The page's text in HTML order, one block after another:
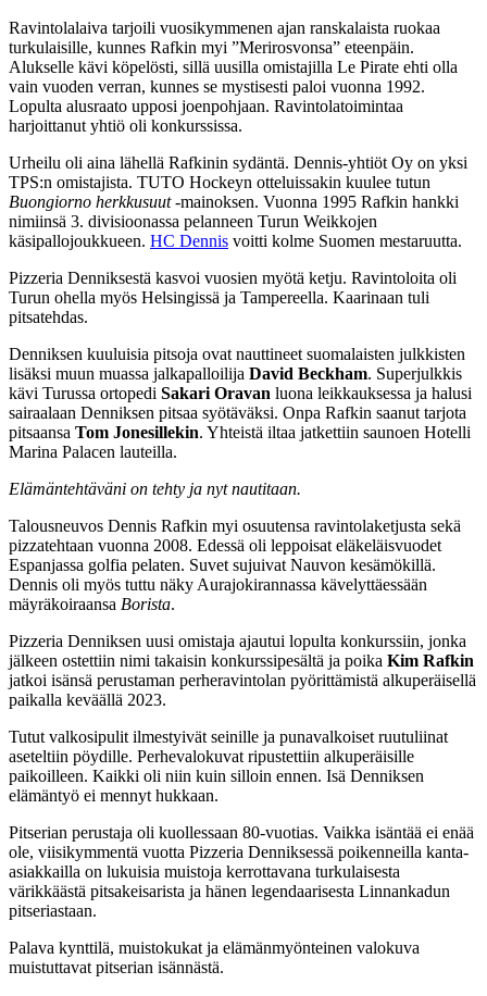
Ravintolalaiva tarjoili vuosikymmenen ajan ranskalaista ruokaa
turkulaisille, kunnes Rafkin myi ”Merirosvonsa” eteenpäin.
Alukselle kävi köpelösti, sillä uusilla omistajilla Le Pirate ehti olla
vain vuoden verran, kunnes se mystisesti paloi vuonna 1992.
Lopulta alusraato upposi joenpohjaan. Ravintolatoimintaa
harjoittanut yhtiö oli konkurssissa.
Urheilu oli aina lähellä Rafkinin sydäntä. Dennis-yhtiöt Oy on yksi
TPS:n omistajista. TUTO Hockeyn otteluissakin kuulee tutun
Buongiorno herkkusuut-mainoksen. Vuonna 1995 Rafkin hankki
nimiinsä 3. divisioonassa pelanneen Turun Weikkojen
käsipallojoukkueen. HC Dennis voitti kolme Suomen mestaruutta.
Pizzeria Denniksestä kasvoi vuosien myötä ketju. Ravintoloita oli
Turun ohella myös Helsingissä ja Tampereella. Kaarinaan tuli
pitsatehdas.
Denniksen kuuluisia pitsoja ovat nauttineet suomalaisten julkkisten
lisäksi muun muassa jalkapalloilija David Beckham. Superjulkkis
kävi Turussa ortopedi Sakari Oravan luona leikkauksessa ja halusi
sairaalaan Denniksen pitsaa syötäväksi. Onpa Rafkin saanut tarjota
pitsaansa Tom Jonesillekin. Yhteistä iltaa jatkettiin saunoen Hotelli
Marina Palacen lauteilla.
Elämäntehtäväni on tehty ja nyt nautitaan.
Talousneuvos Dennis Rafkin myi osuutensa ravintolaketjusta sekä
pizzatehtaan vuonna 2008. Edessä oli leppoisat eläkeläisvuodet
Espanjassa golfia pelaten. Suvet sujuivat Nauvon kesämökillä.
Dennis oli myös tuttu näky Aurajokirannassa kävelyttäessään
mäyräkoiraansa Borista.
Pizzeria Denniksen uusi omistaja ajautui lopulta konkurssiin, jonka
jälkeen ostettiin nimi takaisin konkurssipesältä ja poika Kim Rafkin
jatkoi isänsä perustaman perheravintolan pyörittämistä alkuperäisellä
paikalla keväällä 2023.
Tutut valkosipulit ilmestyivät seinille ja punavalkoiset ruutuliinat
aseteltiin pöydille. Perhevalokuvat ripustettiin alkuperäisille
paikoilleen. Kaikki oli niin kuin silloin ennen. Isä Denniksen
elämäntyö ei mennyt hukkaan.
Pitserian perustaja oli kuollessaan 80-vuotias. Vaikka isäntää ei enää
ole, viisikymmentä vuotta Pizzeria Denniksessä poikenneilla kanta-
asiakkailla on lukuisia muistoja kerrottavana turkulaisesta
värikkäästä pitsakeisarista ja hänen legendaarisesta Linnankadun
pitseriastaan.
Palava kynttilä, muistokukat ja elämänmyönteinen valokuva
muistuttavat pitserian isännästä.